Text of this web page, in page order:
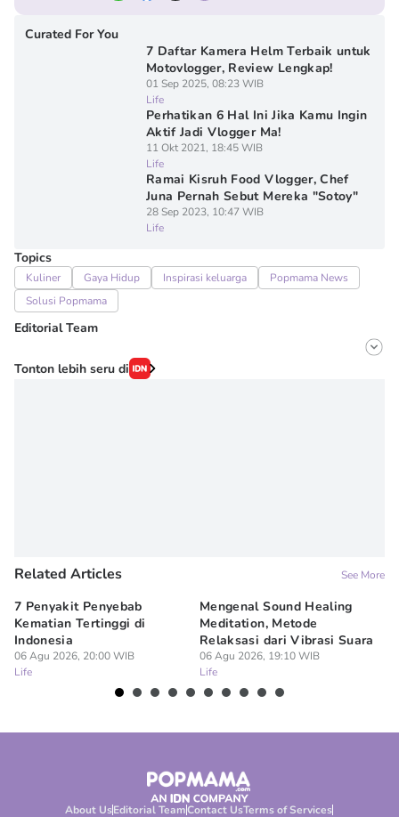
Curated For You
7 Daftar Kamera Helm Terbaik untuk
Motovlogger, Review Lengkap!
01 Sep 2025, 08:23 WIB
Life
Perhatikan 6 Hal Ini Jika Kamu Ingin
Aktif Jadi Vlogger Ma!
11 Okt 2021, 18:45 WIB
Life
Ramai Kisruh Food Vlogger, Chef
Juna Pernah Sebut Mereka "Sotoy"
28 Sep 2023, 10:47 WIB
Life
Topics
Kuliner Gaya Hidup Inspirasi keluarga
Popmama News
Solusi Popmama
Editorial Team
Editor
Onic Metheany
Tonton lebih seru di
Related Articles See More
7 Penyakit Penyebab
Kematian Tertinggi di
Indonesia
06 Agu 2026, 20:00 WIB
Life
Mengenal Sound Healing
Meditation, Metode
Relaksasi dari Vibrasi Suara
06 Agu 2026, 19:10 WIB
Life
About UsEditorial TeamContact UsTerms of Services